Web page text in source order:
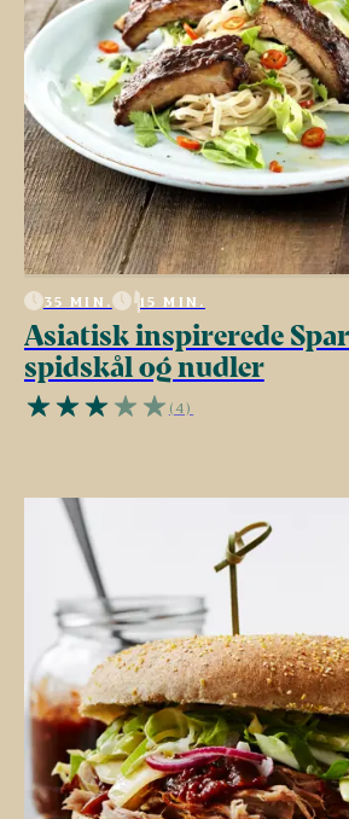
35 MIN. 15 MIN.
Asiatisk inspirerede
spidskål og nudler
(4)